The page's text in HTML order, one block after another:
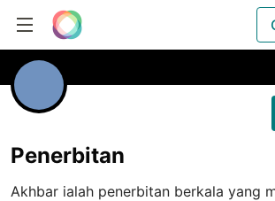
Penerbitan
Akhbar ialah penerbitan berkala yang